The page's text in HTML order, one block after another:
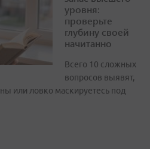
уровня:
проверьте
глубину своей
начитанно
Всего 10 сложных
вопросов выявят,
или ловко маскируетесь под